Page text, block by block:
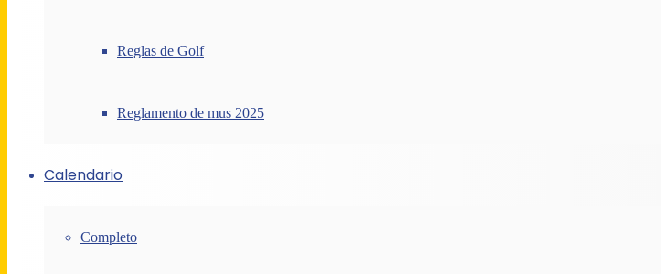
Reglas de Golf
Reglamento de mus 2025
Calendario
Completo